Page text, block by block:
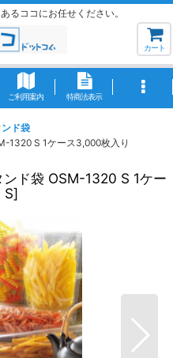
るココにお任せください。
カート
ご利用案内 特商法表示
ド袋
1320 S 1ケース3,000枚入り
ド袋 OSM-1320 S 1ケー
S]